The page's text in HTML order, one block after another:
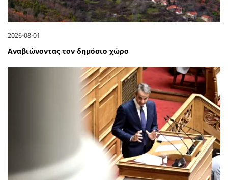
2026-08-01
Αναβιώνοντας τον δημόσιο χώρο